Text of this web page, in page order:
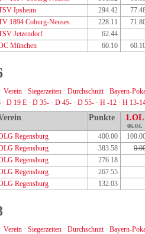
Ipsheim 294.42
1894 Coburg-Neuses 228.11
Jetzendorf
62.44
München 60.10
· Verein · Siegerzeiten · Durchschnitt· Bayern-
· D 19 E · D 35- · D 45- · D 55- · H -12 · H 13-
Punkte 1.OL
06.04.
Regensburg 400.00
Regensburg 383.58
Regensburg
276.18
Regensburg
267.55
Regensburg 132.03
· Verein · Siegerzeiten · Durchschnitt· Bayern-